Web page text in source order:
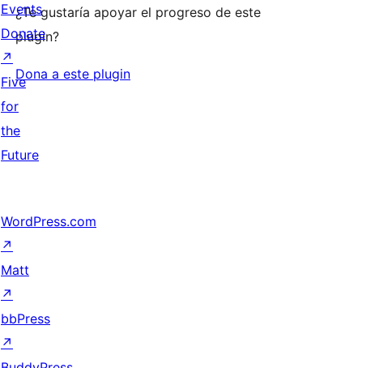
¿Te gustaría apoyar el progreso de este
plugin?
Dona a este plugin
Events
Donate
↗
Five
for
the
Future
WordPress.com
↗
Matt
↗
bbPress
↗